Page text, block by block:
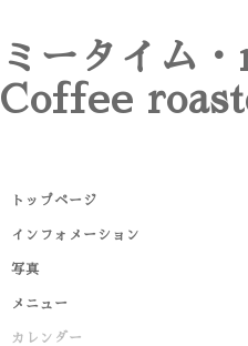
ミータイム
Coffee
トップページ
インフォメーション
写真
メニュー
カレンダー